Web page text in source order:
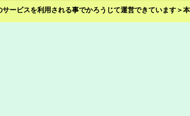
ービスを利用される事でかろうじて運営できています＞